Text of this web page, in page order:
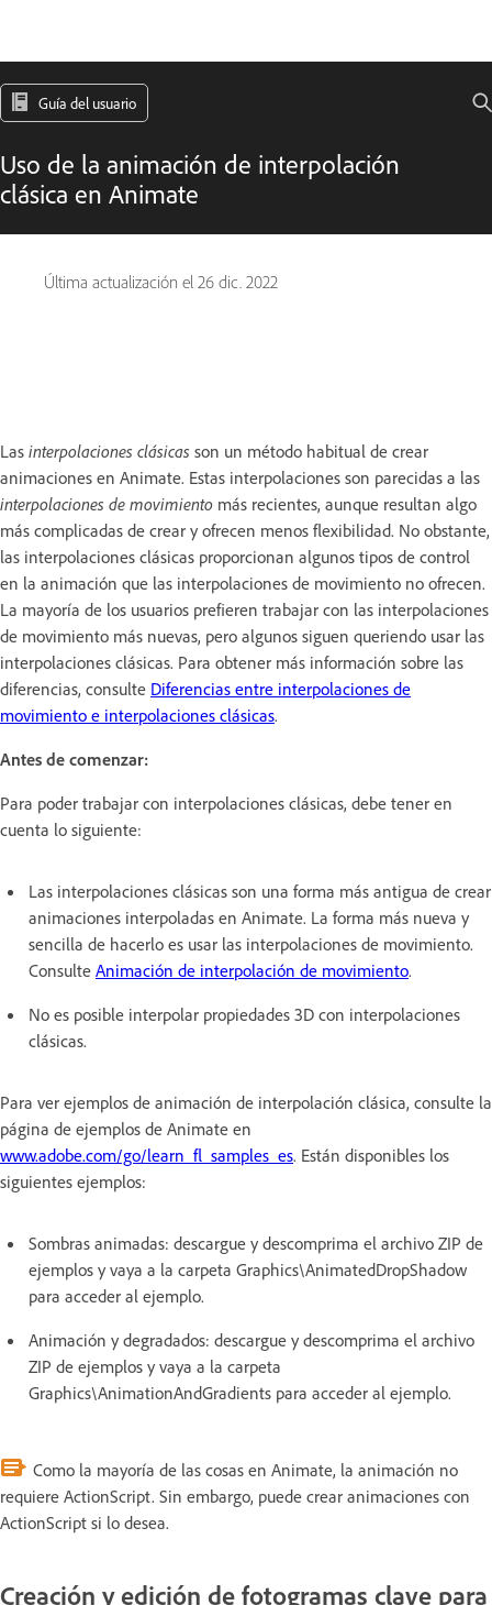
Guía del usuario
Uso de la animación de interpolación
clásica en Animate
Última actualización el 26 dic. 2022
Las interpolaciones clásicas son un método habitual de crear
animaciones en Animate. Estas interpolaciones son parecidas a las
interpolaciones de movimiento más recientes, aunque resultan algo
más complicadas de crear y ofrecen menos flexibilidad. No obstante,
las interpolaciones clásicas proporcionan algunos tipos de control
en la animación que las interpolaciones de movimiento no ofrecen.
La mayoría de los usuarios prefieren trabajar con las interpolaciones
de movimiento más nuevas, pero algunos siguen queriendo usar las
interpolaciones clásicas. Para obtener más información sobre las
diferencias, consulte Diferencias entre interpolaciones de
movimiento e interpolaciones clásicas.
Antes de comenzar:
Para poder trabajar con interpolaciones clásicas, debe tener en
cuenta lo siguiente:
Las interpolaciones clásicas son una forma más antigua de crear
animaciones interpoladas en Animate. La forma más nueva y
sencilla de hacerlo es usar las interpolaciones de movimiento.
Consulte Animación de interpolación de movimiento.
No es posible interpolar propiedades 3D con interpolaciones
clásicas.
Para ver ejemplos de animación de interpolación clásica, consulte la
página de ejemplos de Animate en
www.adobe.com/go/learn_fl_samples_es. Están disponibles los
siguientes ejemplos:
Sombras animadas: descargue y descomprima el archivo ZIP de
ejemplos y vaya a la carpeta Graphics\AnimatedDropShadow
para acceder al ejemplo.
Animación y degradados: descargue y descomprima el archivo
ZIP de ejemplos y vaya a la carpeta
Graphics\AnimationAndGradients para acceder al ejemplo.
Como la mayoría de las cosas en Animate, la animación no
requiere ActionScript. Sin embargo, puede crear animaciones con
ActionScript si lo desea.
Creación y edición de fotogramas clave para